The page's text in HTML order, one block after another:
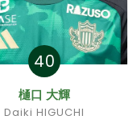
40
樋口 大輝
Daiki HIGUCHI